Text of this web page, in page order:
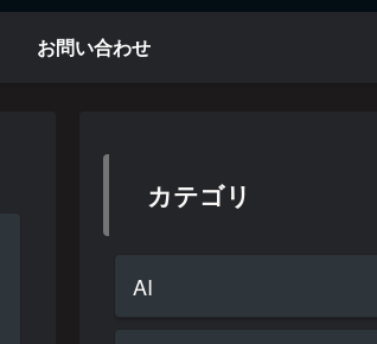
お問い合わせ
カテゴリ
AI